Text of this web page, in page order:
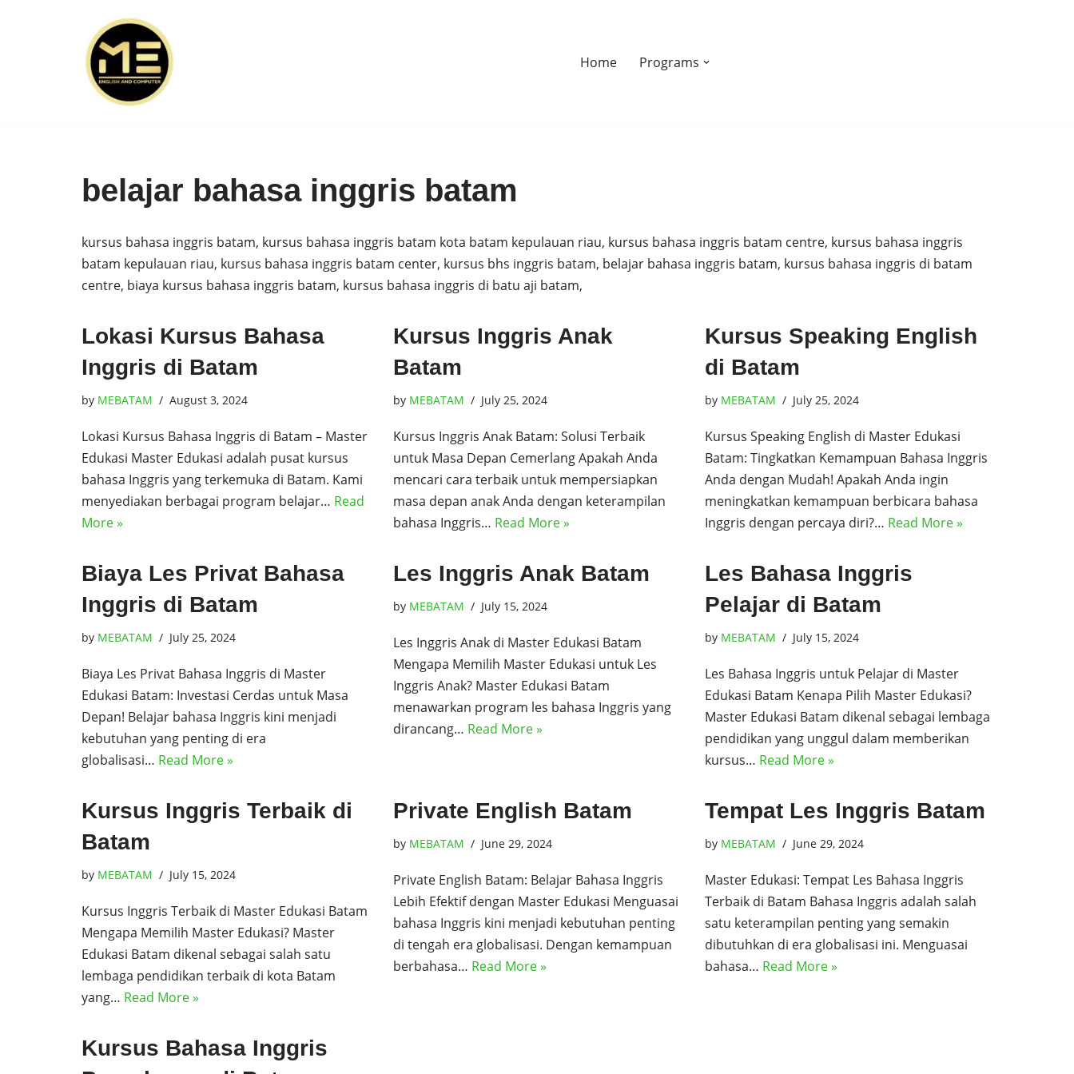
Home Programs
belajar bahasa inggris batam
kursus bahasa inggris batam, kursus bahasa inggris batam kota batam kepulauan riau, kursus bahasa inggris batam centre, kursus bahasa inggris
batam kepulauan riau, kursus bahasa inggris batam center, kursus bhs inggris batam, belajar bahasa inggris batam, kursus bahasa inggris di batam
centre, biaya kursus bahasa inggris batam, kursus bahasa inggris di batu aji batam,
Lokasi Kursus Bahasa
Inggris di Batam
by MEBATAM August 3, 2024
Lokasi Kursus Bahasa Inggris di Batam – Master
Edukasi Master Edukasi adalah pusat kursus
bahasa Inggris yang terkemuka di Batam. Kami
menyediakan berbagai program belajar… Read
More »
Kursus Inggris Anak
Batam
by MEBATAM July 25, 2024
Kursus Inggris Anak Batam: Solusi Terbaik
untuk Masa Depan Cemerlang Apakah Anda
mencari cara terbaik untuk mempersiapkan
masa depan anak Anda dengan keterampilan
bahasa Inggris… Read More »
Kursus Speaking English
di Batam
by MEBATAM July 25, 2024
Kursus Speaking English di Master Edukasi
Batam: Tingkatkan Kemampuan Bahasa Inggris
Anda dengan Mudah! Apakah Anda ingin
meningkatkan kemampuan berbicara bahasa
Inggris dengan percaya diri?… Read More »
Biaya Les Privat Bahasa
Inggris di Batam
by MEBATAM July 25, 2024
Biaya Les Privat Bahasa Inggris di Master
Edukasi Batam: Investasi Cerdas untuk Masa
Depan! Belajar bahasa Inggris kini menjadi
kebutuhan yang penting di era
globalisasi… Read More »
Les Inggris Anak Batam
by MEBATAM July 15, 2024
Les Inggris Anak di Master Edukasi Batam
Mengapa Memilih Master Edukasi untuk Les
Inggris Anak? Master Edukasi Batam
menawarkan program les bahasa Inggris yang
dirancang… Read More »
Les Bahasa Inggris
Pelajar di Batam
by MEBATAM July 15, 2024
Les Bahasa Inggris untuk Pelajar di Master
Edukasi Batam Kenapa Pilih Master Edukasi?
Master Edukasi Batam dikenal sebagai lembaga
pendidikan yang unggul dalam memberikan
kursus… Read More »
Kursus Inggris Terbaik di
Batam
by MEBATAM July 15, 2024
Kursus Inggris Terbaik di Master Edukasi Batam
Mengapa Memilih Master Edukasi? Master
Edukasi Batam dikenal sebagai salah satu
lembaga pendidikan terbaik di kota Batam
yang… Read More »
Private English Batam
by MEBATAM June 29, 2024
Private English Batam: Belajar Bahasa Inggris
Lebih Efektif dengan Master Edukasi Menguasai
bahasa Inggris kini menjadi kebutuhan penting
di tengah era globalisasi. Dengan kemampuan
berbahasa… Read More »
Tempat Les Inggris Batam
by MEBATAM June 29, 2024
Master Edukasi: Tempat Les Bahasa Inggris
Terbaik di Batam Bahasa Inggris adalah salah
satu keterampilan penting yang semakin
dibutuhkan di era globalisasi ini. Menguasai
bahasa… Read More »
Kursus Bahasa Inggris